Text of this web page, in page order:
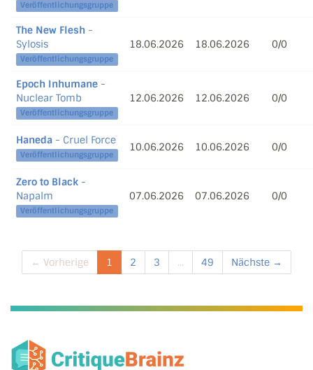
Veröffentlichungsgruppe
The New Flesh -
Sylosis
Veröffentlichungsgruppe
18.06.2026 18.06.2026 0/0
Epoch Inhumane -
Nuclear Tomb
Veröffentlichungsgruppe
12.06.2026 12.06.2026 0/0
Haneda - Cruel Force
Veröffentlichungsgruppe
10.06.2026 10.06.2026 0/0
Zero to Black -
Napalm
Veröffentlichungsgruppe
07.06.2026 07.06.2026 0/0
← Vorherige 1 2 3 ... 49 Nächste →